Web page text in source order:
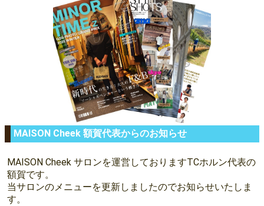
MAISON Cheek 額賀代表からのお知らせ
MAISON Cheek サロンを運営しておりますTCホルン代表の
額賀です。
当サロンのメニューを更新しましたのでお知らせいたしま
す。